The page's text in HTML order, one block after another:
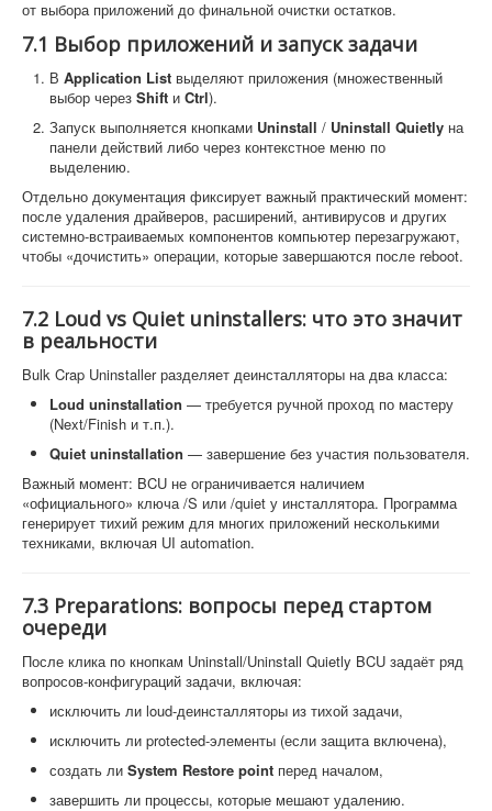
от выбора приложений до финальной очистки остатков.
7.1 Выбор приложений и запуск задачи
В Application List выделяют приложения (множественный
выбор через Shift и Ctrl).
Запуск выполняется кнопками Uninstall / Uninstall Quietly на
панели действий либо через контекстное меню по
выделению.
Отдельно документация фиксирует важный практический момент:
после удаления драйверов, расширений, антивирусов и других
системно-встраиваемых компонентов компьютер перезагружают,
чтобы «дочистить» операции, которые завершаются после reboot.
7.2 Loud vs Quiet uninstallers: что это значит
в реальности
Bulk Crap Uninstaller разделяет деинсталляторы на два класса:
Loud uninstallation — требуется ручной проход по мастеру
(Next/Finish и т.п.).
Quiet uninstallation — завершение без участия пользователя.
Важный момент: BCU не ограничивается наличием
«официального» ключа /S или /quiet у инсталлятора. Программа
генерирует тихий режим для многих приложений несколькими
техниками, включая UI automation.
7.3 Preparations: вопросы перед стартом
очереди
После клика по кнопкам Uninstall/Uninstall Quietly BCU задаёт ряд
вопросов-конфигураций задачи, включая:
исключить ли loud-деинсталляторы из тихой задачи,
исключить ли protected-элементы (если защита включена),
создать ли System Restore point перед началом,
завершить ли процессы, которые мешают удалению.